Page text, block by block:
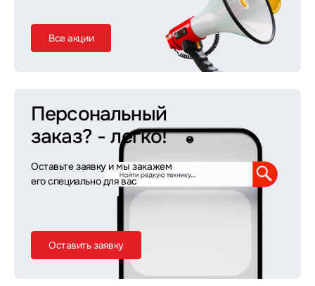
Все акции
Персональный
заказ? - легко!
Оставьте заявку и мы закажем
его специально для вас
Оставить заявку